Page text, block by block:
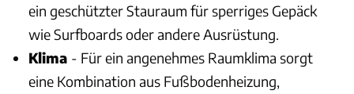
ein geschützter Stauraum für sperriges Gepäck
wie Surfboards oder andere Ausrüstung.
Klima - Für ein angenehmes Raumklima sorgt
eine Kombination aus Fußbodenheizung,